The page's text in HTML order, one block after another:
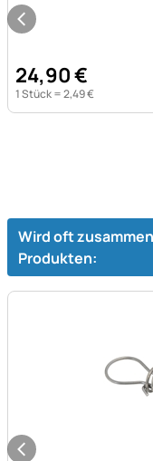
24,90€
1 Stück =2,49€
Wird oft
Produkten: